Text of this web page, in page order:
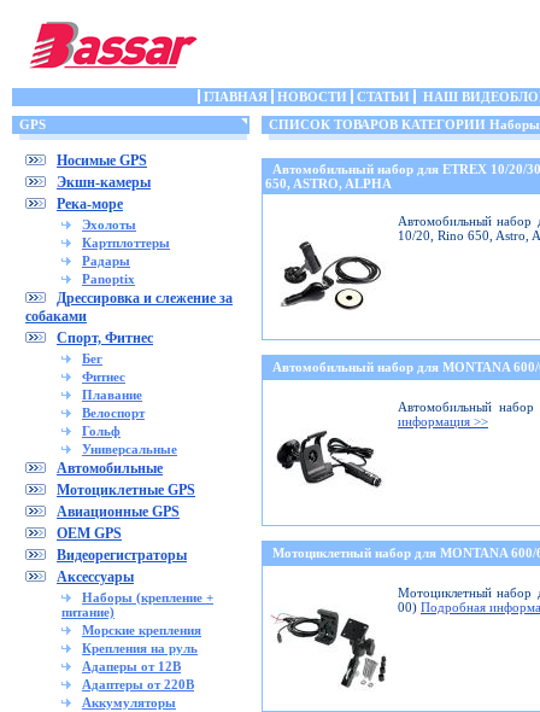
ГЛАВНАЯ НОВОСТИ СТАТЬИ
НАШ
GPS
Носимые GPS
Экшн-камеры
Река-море
Эхолоты
Картплоттеры
Радары
Panoptix
Дрессировка и слежение за
собаками
Спорт, Фитнес
Бег
Фитнес
Плавание
Велоспорт
Гольф
Универсальные
Автомобильные
Мотоциклетные GPS
Авиационные GPS
OEM GPS
Видеорегистраторы
Аксессуары
Наборы (крепление +
питание)
Морские крепления
Крепления на руль
Адаперы от 12В
Адаптеры от 220В
Аккумуляторы
СПИСОК ТОВАРОВ КАТЕГОРИИ Наборы
Автомобильный набор для ETREX 10/20/
650, ASTRO, ALPHA
Автомобильный набор
10/20, Rino 650, Astro,
Автомобильный набор для MONTANA
Автомобильный
информация >>
Мотоциклетный набор для MONTANA
Мотоциклетный набор
00) Подробная